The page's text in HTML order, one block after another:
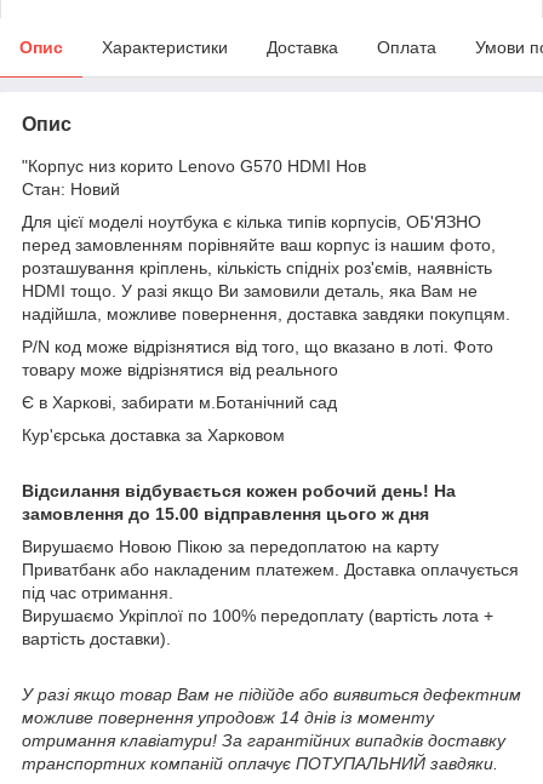
Опис Характеристики Доставка Оплата Умови
Опис
"Корпус низ корито Lenovo G570 HDMI Нов
Стан: Новий
Для цієї моделі ноутбука є кілька типів корпусів, ОБ'ЯЗНО
перед замовленням порівняйте ваш корпус із нашим фото,
розташування кріплень, кількість спідніх роз'ємів, наявність
HDMI тощо. У разі якщо Ви замовили деталь, яка Вам не
надійшла, можливе повернення, доставка завдяки покупцям.
P/N код може відрізнятися від того, що вказано в лоті. Фото
товару може відрізнятися від реального
Є в Харкові, забирати м.Ботанічний сад
Кур'єрська доставка за Харковом
Відсилання відбувається кожен робочий день! На
замовлення до 15.00 відправлення цього ж дня
Вирушаємо Новою Пікою за передоплатою на карту
Приватбанк або накладеним платежем. Доставка оплачується
під час отримання.
Вирушаємо Укріплої по 100% передоплату (вартість лота +
вартість доставки).
У разі якщо товар Вам не підійде або виявиться дефектним
можливе повернення упродовж 14 днів із моменту
отримання клавіатури! За гарантійних випадків доставку
транспортних компаній оплачує ПОТУПАЛЬНИЙ завдяки.